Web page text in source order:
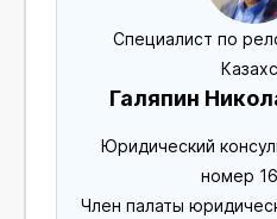
Специалист по
Галяпин
Юридический
номер
Член палаты